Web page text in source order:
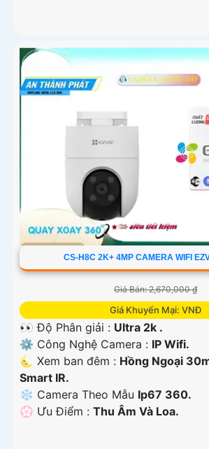
CS-H8C 2K+ 4MP CAMERA WIFI
Giá Bán: 2,670,000 ₫
Giá Khuyến Mại: VNĐ
👀 Độ Phân giải : Ultra 2k .
⚙ Công Nghệ Camera : IP Wifi.
🌜 Xem ban đêm : Hồng Ngoại
Smart IR.
❄ Camera Theo Mẫu Ip67 360.
️💮 Ưu Điểm : Thu Âm Và Loa.